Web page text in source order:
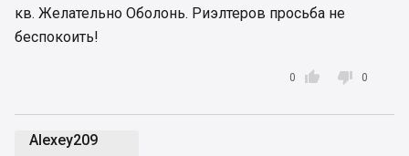
кв. Желательно Оболонь. Риэлтеров просьба не
беспокоить!

0  0
Alexey209